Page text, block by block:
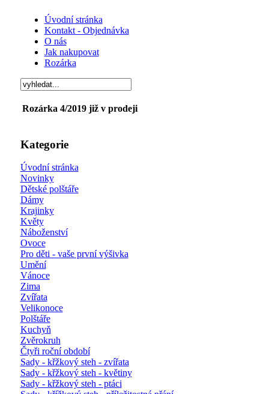
Úvodní stránka
Kontakt - Objednávka
O nás
Jak nakupovat
Rozárka
Rozárka 4/2019 již v prodeji
Kategorie
Úvodní stránka
Novinky
Dětské polštáře
Dámy
Krajinky
Květy
Náboženství
Ovoce
Pro děti - vaše první výšivka
Umění
Vánoce
Zima
Zvířata
Velikonoce
Polštáře
Kuchyň
Zvěrokruh
Čtyři roční období
Sady - křžkový steh - zvířata
Sady - křžkový steh - květiny
Sady - křžkový steh - ptáci